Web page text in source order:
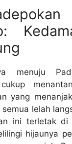
menuju
yang
lelah
ini terletak di
hijaunya